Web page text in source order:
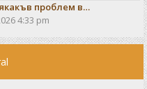
проблем в…
4:33 pm